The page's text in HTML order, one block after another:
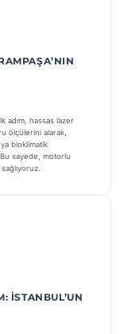
adım, hassas lazer
ölçülerini alarak,
bioklimatik
sayede, motorlu
İSTANBUL’UN